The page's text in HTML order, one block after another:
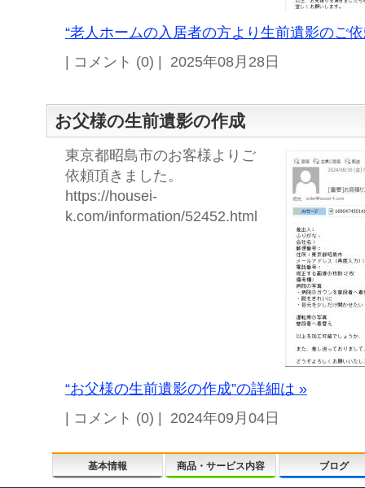
“老人ホームの入居者の方より生前遺影のご
| コメント (0) | 2025年08月28日
お父様の生前遺影の作成
東京都昭島市のお客様よりご
依頼頂きました。
https://housei-
k.com/information/52452.html
“お父様の生前遺影の作成”の詳細は »
| コメント (0) | 2024年09月04日
基本情報 商品・サービス内容 ブログ